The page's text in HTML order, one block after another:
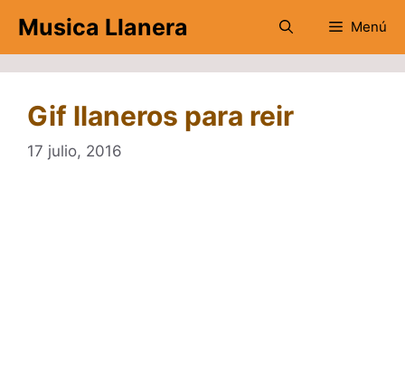
contenido
Musica Llanera Menú
Gif llaneros para reir
17 julio, 2016